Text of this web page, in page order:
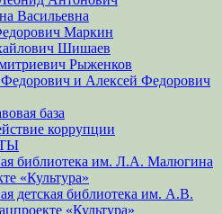
Васильевна
Маркин
Шишаев
Рыженков
и Алексей Федорович
база
коррупции
библиотека им. Л.А. Малюгина
«Культура»
детская библиотека им. А.В.
«Культура»